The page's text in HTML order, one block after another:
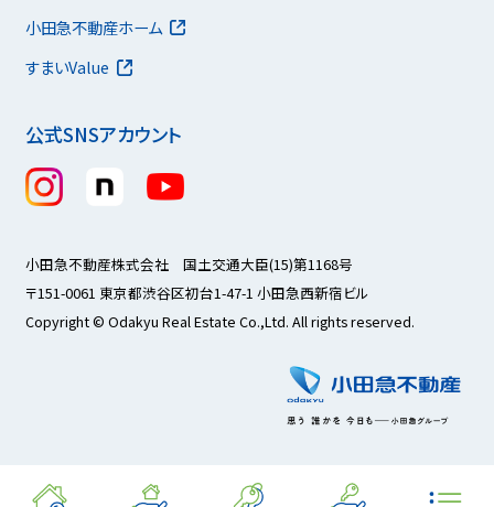
公式SNSアカウント
小田急不動産ホーム
すまいValue
小田急不動産株式会社 国土交通大臣(15)第1168号
〒151-0061 東京都渋谷区初台1-47-1 小田急西新宿ビル
Copyright © Odakyu Real Estate Co.,Ltd. All rights reserved.